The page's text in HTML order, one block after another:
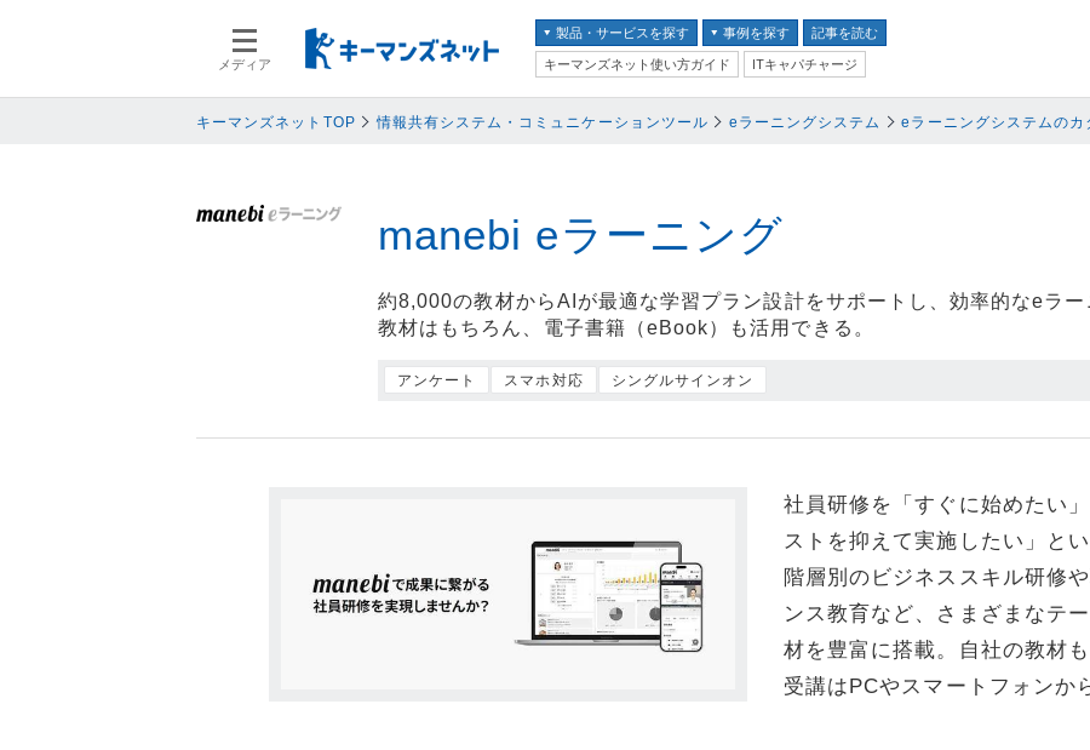
メディア
製品・サービスを探す
スマートデバイス
ネットワークセキュリティ
エンドポイントセキュリティ
バックアップ
物理セキュリティ
事例を探す
スマートデバイス
ネットワークセキュリティ
PC
エンドポイントセキュリティ
バックアップ
ョンツール
物理セキュリティ
データセンター
記事を読む
キーマンズネット使い方ガイド
ITキャパチャージ
キーマンズネットTOP 情報共有システム・コミュニケーションツール eラーニングシステム eラーニングシステムのカ
manebi eラーニング
約8,000の教材からAIが最適な学習プラン設計をサポートし、効率的なeラ
教材はもちろん、電子書籍（eBook）も活用できる。
アンケート スマホ対応 シングルサインオン
社員研修を「すぐに始めたい
ストを抑えて実施したい」と
階層別のビジネススキル研修
ンス教育など、さまざまなテ
材を豊富に搭載。自社の教材
受講はPCやスマートフォンか